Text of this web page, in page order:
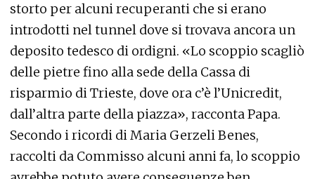
storto per alcuni recuperanti che si erano
introdotti nel tunnel dove si trovava ancora un
deposito tedesco di ordigni. «Lo scoppio scagliò
delle pietre fino alla sede della Cassa di
risparmio di Trieste, dove ora c’è l’Unicredit,
dall’altra parte della piazza», racconta Papa.
Secondo i ricordi di Maria Gerzeli Benes,
raccolti da Commisso alcuni anni fa, lo scoppio